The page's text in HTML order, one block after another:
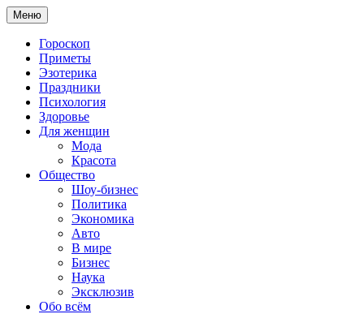
Меню
Гороскоп
Приметы
Эзотерика
Праздники
Психология
Здоровье
Для женщин
Мода
Красота
Общество
Шоу-бизнес
Политика
Экономика
Авто
В мире
Бизнес
Наука
Эксклюзив
Обо всём